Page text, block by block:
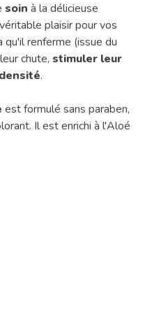
soin à la délicieuse
plaisir pour vos
qu'il renferme (issue du
chute, stimuler leur
.
est formulé sans paraben,
Il est enrichi à l'Aloé